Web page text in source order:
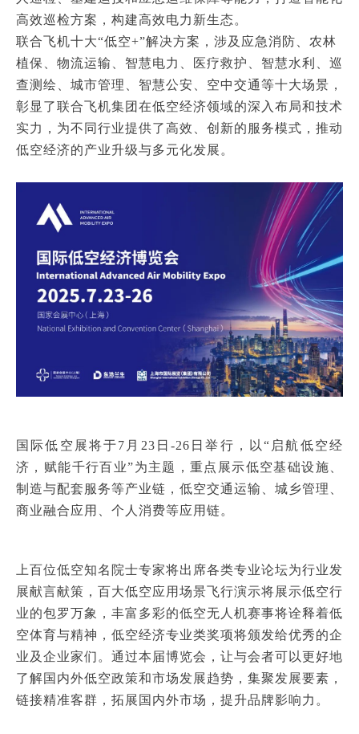
高效巡检方案，构建高效电力新生态。
联合飞机十大“低空+”解决方案，涉及应急消防、农林
植保、物流运输、智慧电力、医疗救护、智慧水利、巡
查测绘、城市管理、智慧公安、空中交通等十大场景，
彰显了联合飞机集团在低空经济领域的深入布局和技术
实力，为不同行业提供了高效、创新的服务模式，推动
低空经济的产业升级与多元化发展。
国际低空展将于7月23日-26日举行，以“启航低空经
济，赋能千行百业”为主题，重点展示低空基础设施、
制造与配套服务等产业链，低空交通运输、城乡管理、
商业融合应用、个人消费等应用链。
上百位低空知名院士专家将出席各类专业论坛为行业发
展献言献策，百大低空应用场景飞行演示将展示低空行
业的包罗万象，丰富多彩的低空无人机赛事将诠释着低
空体育与精神，低空经济专业类奖项将颁发给优秀的企
业及企业家们。通过本届博览会，让与会者可以更好地
了解国内外低空政策和市场发展趋势，集聚发展要素，
链接精准客群，拓展国内外市场，提升品牌影响力。